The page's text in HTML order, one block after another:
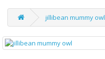
jillibean mummy owl